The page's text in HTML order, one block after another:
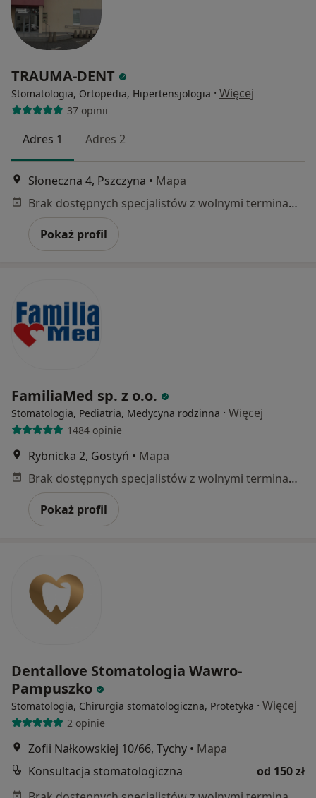
TRAUMA-DENT
Stomatologia, Ortopedia, Hipertensjologia · Więcej
37 opinii
Adres 1 Adres 2
Słoneczna 4, Pszczyna • Mapa
Brak dostępnych specjalistów z wolnymi terminami w tym centrum medycznym.
Pokaż profil
FamiliaMed sp. z o.o.
Stomatologia, Pediatria, Medycyna rodzinna · Więcej
1484 opinie
Rybnicka 2, Gostyń • Mapa
Brak dostępnych specjalistów z wolnymi terminami w tym centrum medycznym.
Pokaż profil
Dentallove Stomatologia Wawro-
Pampuszko
Stomatologia, Chirurgia stomatologiczna, Protetyka · Więcej
2 opinie
Zofii Nałkowskiej 10/66, Tychy • Mapa
Konsultacja stomatologiczna
od 150 zł